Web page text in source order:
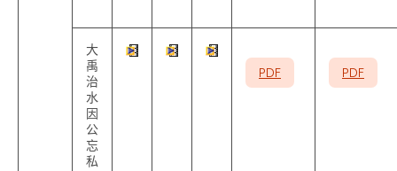
大
禹
治
水
因
公
忘
私
PDF PDF